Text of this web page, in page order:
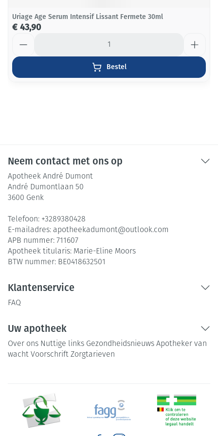
Uriage Age Serum Intensif Lissant Fermete 30ml
€ 43,90
Bestel
Neem contact met ons op
Apotheek André Dumont
André Dumontlaan 50
3600 Genk
Telefoon: +3289380428
E-mailadres: apotheekadumont@outlook.com
APB nummer: 711607
Apotheek titularis: Marie-Eline Moors
BTW nummer: BE0418632501
Klantenservice
FAQ
Uw apotheek
Over ons Nuttige links Gezondheidsnieuws Apotheker van
wacht Voorschrift Zorgtarieven